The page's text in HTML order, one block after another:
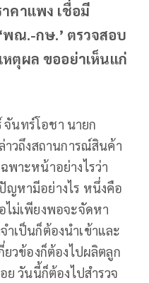
คาแพง เชื่อมี
พณ.-กษ.’ ตรวจสอบ
ตุผล ขออย่าเห็นแก่
นทร์โอชา นายก
าวถึงสถานการณ์สินค้า
พาะหน้าอย่างไรว่า
ญหามีอย่างไร หนึ่งคือ
ไม่เพียงพอจะจัดหา
เป็นก็ต้องนำเข้าและ
ยวข้องก็ต้องไปผลิตลูก
ย วันนี้ก็ต้องไปสำรวจ